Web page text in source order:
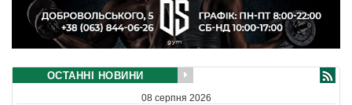
ОСТАННІ НОВИНИ
08 серпня 2026